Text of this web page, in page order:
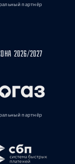
партнёр
2026/2027
партнёр